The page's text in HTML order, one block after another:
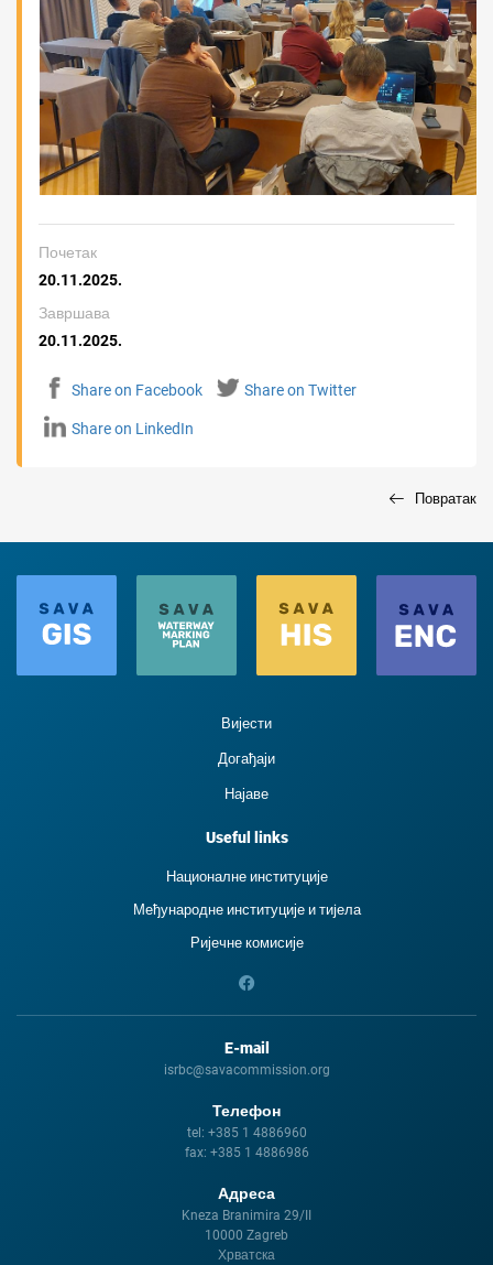
Почетак
20.11.2025.
Завршава
20.11.2025.
Share on Facebook Share on Twitter
Share on LinkedIn
Повратак
Вијести
Догађаји
Најаве
Useful links
Националне институције
Међународне институције и тиjела
Ријечне комисије
E-mail
isrbc@savacommission.org
Телефон
tel: +385 1 4886960
fax: +385 1 4886986
Адреса
Kneza Branimira 29/II
10000 Zagreb
Хрватска